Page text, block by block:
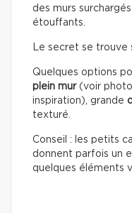
des murs
étouffants.
Le secret se trouve
Quelques options
plein mur (voir
inspiration), grande
texturé.
Conseil : les petits
donnent parfois un
quelques éléments